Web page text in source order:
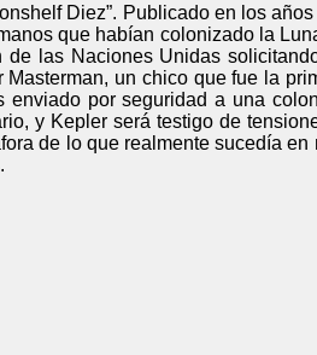
Diez”. Publicado en los
que habían colonizado la
las Naciones Unidas
un chico que fue la
por seguridad a una
y Kepler será testigo de
de lo que realmente sucedía en